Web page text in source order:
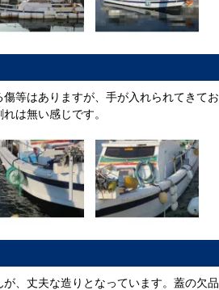
等はありますが、手が入れられてきてお
は無い感じです。
、丈夫な造りとなっています。蓋の欠品